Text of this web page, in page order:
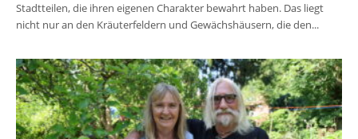
Stadtteilen, die ihren eigenen Charakter bewahrt haben. Das liegt
nicht nur an den Kräuterfeldern und Gewächshäusern, die den...